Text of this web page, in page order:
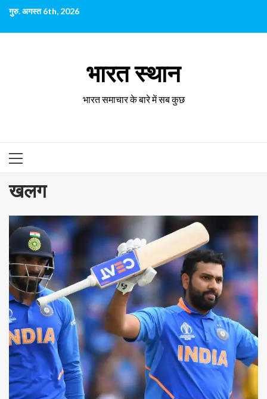
छोड़कर
सामग्री
पर
गुरु. अगस्त 6th, 2026
भारत स्थान
भारत समाचार के बारे में सब कुछ
प्राथमिक
खलग